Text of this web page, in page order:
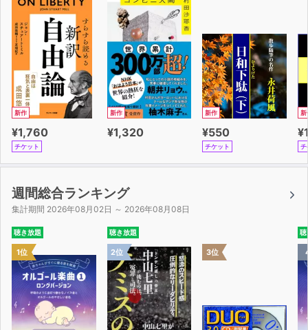
ローソンと楽天の大連合構想 /三菱商事の拒否権/Ｔポイ
ントの翻意
エピローグ ２強時代の到来
新作
¥1,760
チケット
新作
¥1,320
新作
¥550
チケット
新
チ
週間総合ランキング
集計期間 2026年08月02日 ～ 2026年08月08日
聴き放題
1位
聴き放題
2位 3位
聴